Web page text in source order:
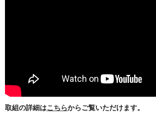
取組の詳細はこちらからご覧いただけます。